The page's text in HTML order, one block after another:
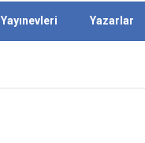
Yayınevleri Yazarlar